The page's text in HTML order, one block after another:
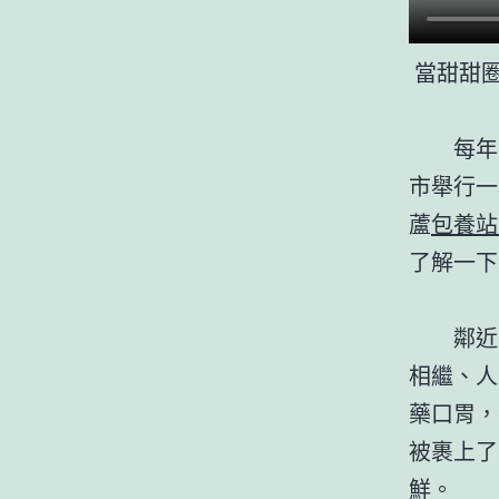
當甜甜
每
市舉行
蘆包養
了解一
鄰
相繼、
藥口胃
被裹上
鮮。